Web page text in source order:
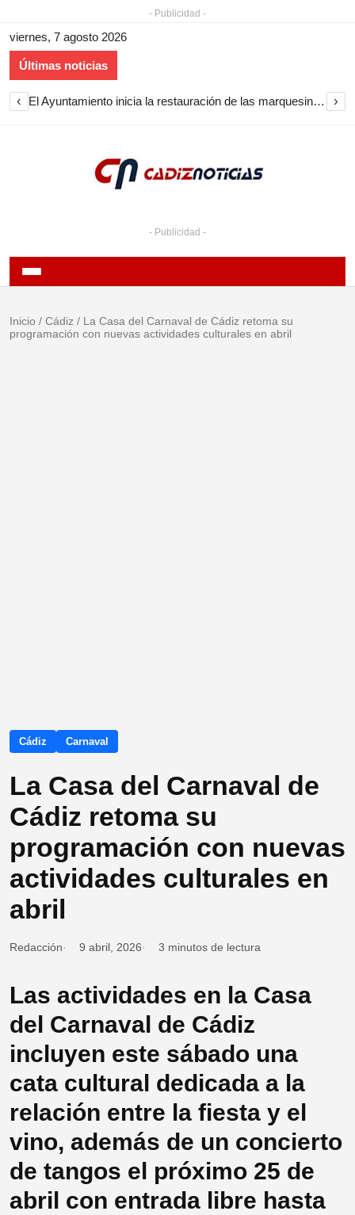
- Publicidad -
viernes, 7 agosto 2026
Últimas noticias
‹ El Ayuntamiento inicia la restauración de las marquesinas de Plaza Esteve para volver a instalarlas en el centro de Jerez ›
- Publicidad -
Inicio / Cádiz / La Casa del Carnaval de Cádiz retoma su
programación con nuevas actividades culturales en abril
Cádiz Carnaval
La Casa del Carnaval de
Cádiz retoma su
programación con nuevas
actividades culturales en
abril
Redacción 9 abril, 2026 3 minutos de lectura
Las actividades en la Casa
del Carnaval de Cádiz
incluyen este sábado una
cata cultural dedicada a la
relación entre la fiesta y el
vino, además de un concierto
de tangos el próximo 25 de
abril con entrada libre hasta